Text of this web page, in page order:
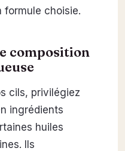
formule choisie.
composition
cils, privilégiez
ingrédients
huiles
Ils